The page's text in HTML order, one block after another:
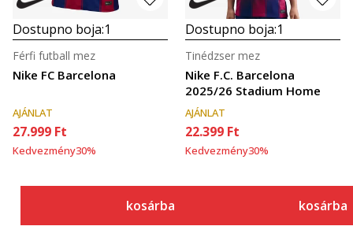
Dostupno boja:1
Nike FC Barcelona
Férfi futball mez
AJÁNLAT
27.999 Ft
Kedvezmény30%
kosárba
Dostupno boja:1
Nike F.C. Barcelona
2025/26 Stadium Home
Tinédzser mez
AJÁNLAT
22.399 Ft
Kedvezmény30%
kosárba